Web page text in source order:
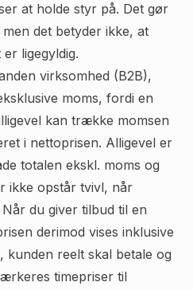
at holde styr på. Det gør
det betyder ikke, at
ligegyldig.
virksomhed (B2B),
moms, fordi en
kan trække momsen
i nettoprisen. Alligevel er
totalen ekskl. moms og
ikke opstår tvivl, når
du giver tilbud til en
derimod vises inklusive
kunden reelt skal betale og
timepriser til